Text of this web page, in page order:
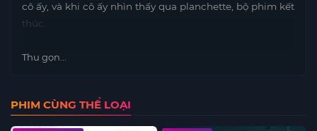
cô ấy, và khi cô ấy nhìn thấy qua planchette, bộ phim kết
thúc.
Thu gọn...
PHIM CÙNG THỂ LOẠI